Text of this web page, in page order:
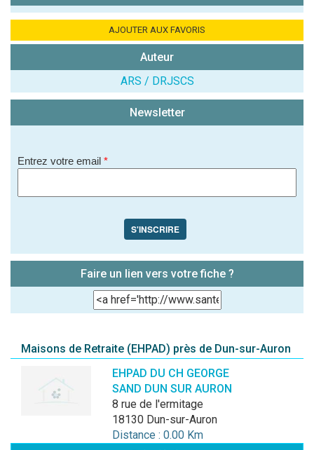
(En cliquant sur 'Valider', j'accepte que mon avis
soit publié sur le site.)
AJOUTER AUX FAVORIS
Auteur
ARS / DRJSCS
Newsletter
Entrez votre email *
S'INSCRIRE
Faire un lien vers votre fiche ?
Maisons de Retraite (EHPAD) près de Dun-sur-Auron
EHPAD DU CH GEORGE
SAND DUN SUR AURON
8 rue de l'ermitage
18130 Dun-sur-Auron
Distance : 0.00 Km